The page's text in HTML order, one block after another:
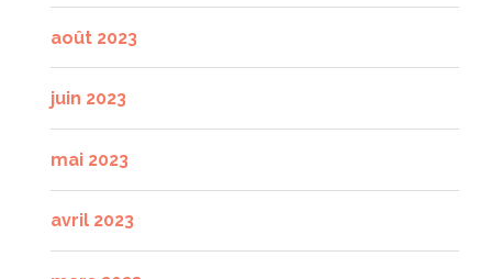
août 2023
juin 2023
mai 2023
avril 2023